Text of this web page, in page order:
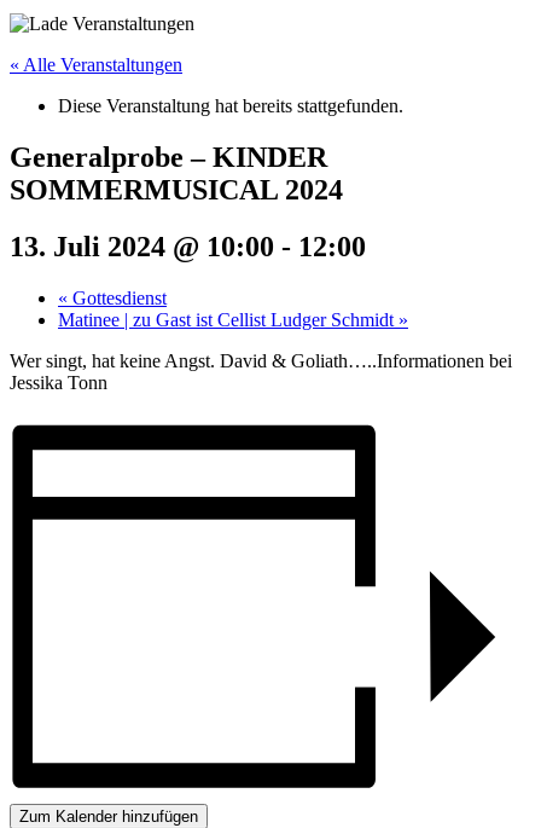
« Alle Veranstaltungen
Diese Veranstaltung hat bereits stattgefunden.
Generalprobe – KINDER
SOMMERMUSICAL 2024
13. Juli 2024 @ 10:00 - 12:00
« Gottesdienst
Matinee | zu Gast ist Cellist Ludger Schmidt »
Wer singt, hat keine Angst. David & Goliath…..Informationen bei
Jessika Tonn
Zum Kalender hinzufügen